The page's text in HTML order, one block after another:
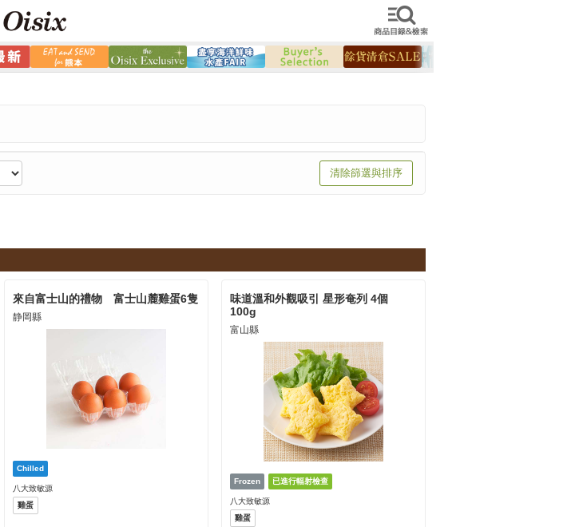
清除篩選與排序
來自富士山的禮物 富士山麓雞蛋6隻
静岡縣
八大致敏源
雞蛋
味道溫和外觀吸引 星形奄列 4個
100g
富山縣
八大致敏源
雞蛋